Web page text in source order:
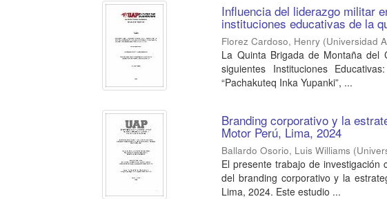
Influencia del liderazgo militar
instituciones educativas de la
Florez Cardoso, Henry (Universidad
La Quinta Brigada de Montaña del
siguientes Instituciones
“Pachakuteq Inka Yupanki”, ...
Branding corporativo y la
Motor Perú, Lima, 2024
Ballardo Osorio, Luis Williams (
El presente trabajo de
del branding corporativo y la
Lima, 2024. Este estudio ...